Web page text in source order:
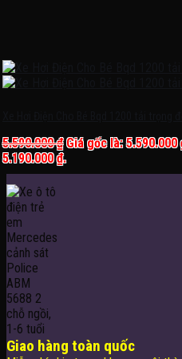
5.590.000₫ Giá gốc là: 5.590.000
5.190.000 ₫.
Giao hàng toàn quốc